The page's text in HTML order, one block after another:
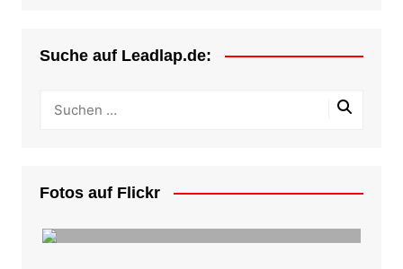
Suche auf Leadlap.de:
Fotos auf Flickr